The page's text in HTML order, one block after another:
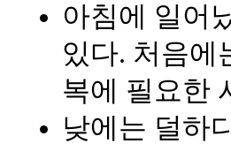
아침에 일어
있다. 처음에
복에 필요한
낮에는 덜하